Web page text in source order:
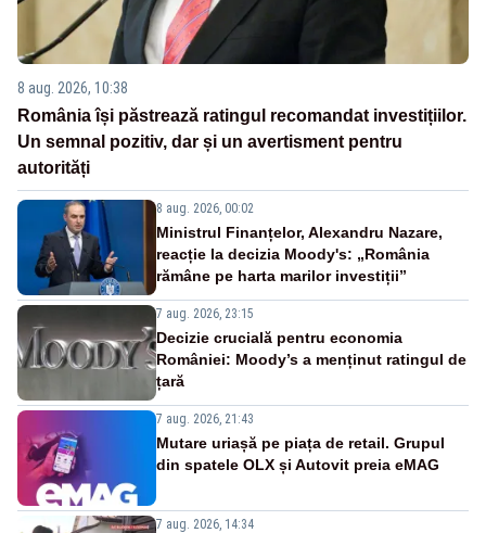
8 aug. 2026, 10:38
România își păstrează ratingul recomandat investițiilor.
Un semnal pozitiv, dar și un avertisment pentru
autorități
8 aug. 2026, 00:02
Ministrul Finanțelor, Alexandru Nazare,
reacție la decizia Moody's: „România
rămâne pe harta marilor investiții”
7 aug. 2026, 23:15
Decizie crucială pentru economia
României: Moody’s a menținut ratingul de
țară
7 aug. 2026, 21:43
Mutare uriașă pe piața de retail. Grupul
din spatele OLX și Autovit preia eMAG
7 aug. 2026, 14:34